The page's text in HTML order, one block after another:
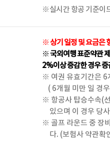
※실시간 항공 기준이
※ 상기 일정 및 요금은
※ 국외여행 표준약관
2%이상 증감한 경우
※ 여권 유효기간은 6
( 6개월 미만 일 경
※ 항공사 탑승수속(
있으며 이 경우 당
※ 골프 라운드 중 장
다. (보험사 약관확